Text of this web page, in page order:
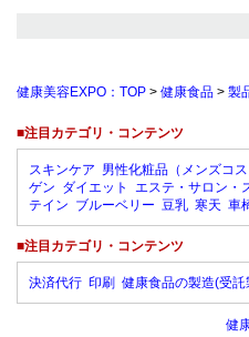
健康美容EXPO：TOP > 健康食品 > 製
■注目カテゴリ・コンテンツ
スキンケア 男性化粧品（メンズコス
ゲン ダイエット エステ・サロン・
テイン ブルーベリー 豆乳 寒天 車
■注目カテゴリ・コンテンツ
決済代行 印刷 健康食品の製造(受託
健